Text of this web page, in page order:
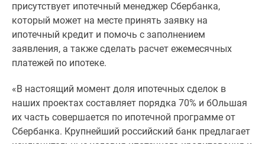
комнатные
Квартиры
карте
калькулятор
Семейная
ипотека
Военная
присутствует ипотечный менеджер Сбербанка,
который может на месте принять заявку на
ипотечный кредит и помочь с заполнением
заявления, а также сделать расчет ежемесячных
платежей по ипотеке.
«В настоящий момент доля ипотечных сделок в
наших проектах составляет порядка 70% и бОльшая
их часть совершается по ипотечной программе от
Сбербанка. Крупнейший российский банк предлагает